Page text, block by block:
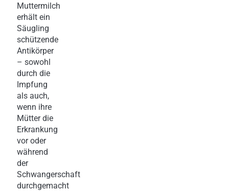
Muttermilch
erhält ein
Säugling
schützende
Antikörper
– sowohl
durch die
Impfung
als auch,
wenn ihre
Mütter die
Erkrankung
vor oder
während
der
Schwangerschaft
durchgemacht